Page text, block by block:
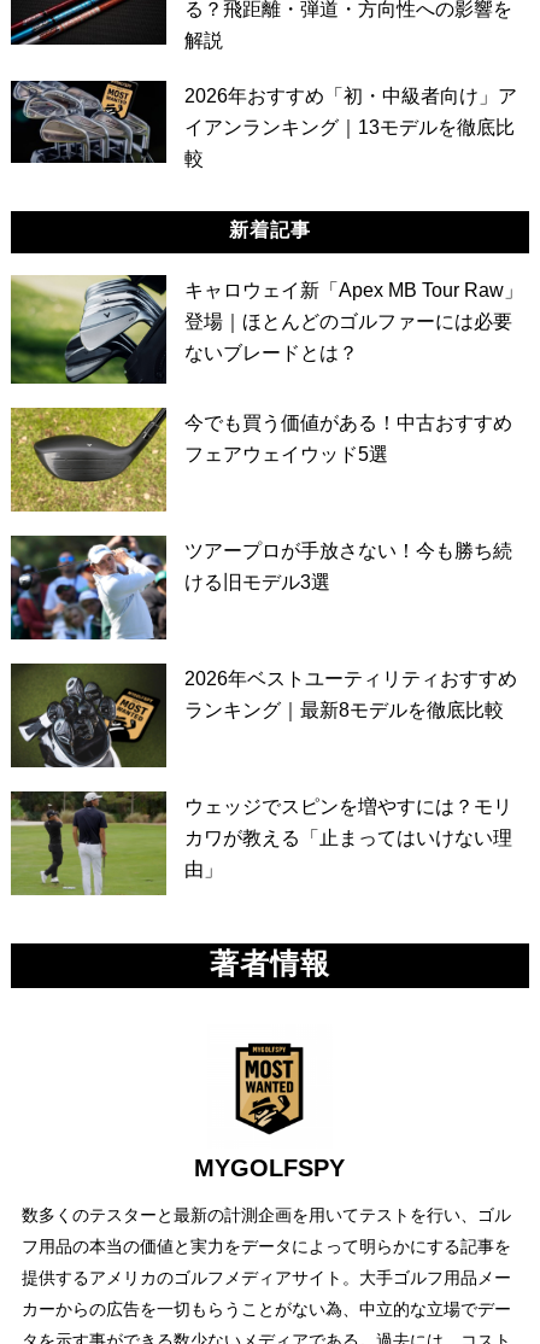
る？飛距離・弾道・方向性への影響を
解説
2026年おすすめ「初・中級者向け」ア
イアンランキング｜13モデルを徹底比
較
新着記事
キャロウェイ新「Apex MB Tour Raw」
登場｜ほとんどのゴルファーには必要
ないブレードとは？
今でも買う価値がある！中古おすすめ
フェアウェイウッド5選
ツアープロが手放さない！今も勝ち続
ける旧モデル3選
2026年ベストユーティリティおすすめ
ランキング｜最新8モデルを徹底比較
ウェッジでスピンを増やすには？モリ
カワが教える「止まってはいけない理
由」
著者情報
MYGOLFSPY
数多くのテスターと最新の計測企画を用いてテストを行い、ゴル
フ用品の本当の価値と実力をデータによって明らかにする記事を
提供するアメリカのゴルフメディアサイト。大手ゴルフ用品メー
カーからの広告を一切もらうことがない為、中立的な立場でデー